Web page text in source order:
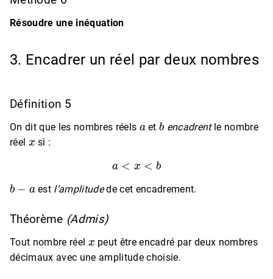
Résoudre une inéquation
3. Encadrer un réel par deux nombres
Définition 5
On dit que les nombres réels et
b
encadrentle nombre
réel
x
si :
a< x< b
b
est l’amplitudede cet encadrement.
Théorème (Admis)
Tout nombre réel
peut être encadré par deux nombres
décimaux avec une amplitude choisie.